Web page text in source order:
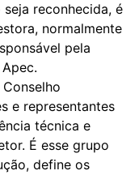
reconhecida, é
normalmente
pela
e representantes
técnica e
É esse grupo
define os